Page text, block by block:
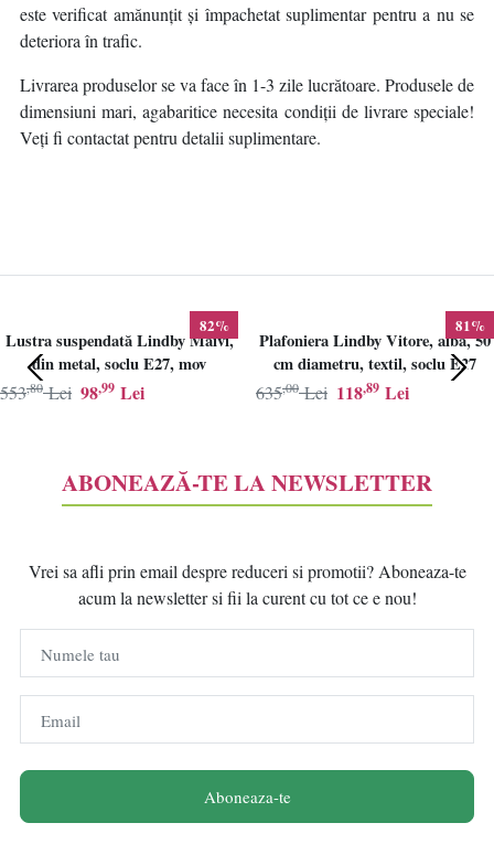
este verificat amănunțit și împachetat suplimentar pentru a nu se
deteriora în trafic.
Livrarea produselor se va face în 1-3 zile lucrătoare. Produsele de
dimensiuni mari, agabaritice necesita condiții de livrare speciale!
Veți fi contactat pentru detalii suplimentare.
82%
Lustra suspendată Lindby Maivi,
din metal, soclu E27, mov
98,99 Lei
553,80 Lei
81%
Plafoniera Lindby Vitore, alba, 50
cm diametru, textil, soclu E27
118,89 Lei
635,00 Lei
ABONEAZĂ-TE LA NEWSLETTER
Vrei sa afli prin email despre reduceri si promotii? Aboneaza-te
acum la newsletter si fii la curent cu tot ce e nou!
Numele tau
Email
Aboneaza-te